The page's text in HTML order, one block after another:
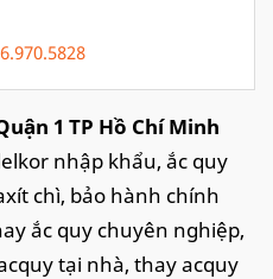
1 TP Hồ Chí Minh
nhập khẩu, ắc quy
chì, bảo hành chính
ắc quy chuyên nghiệp,
tại nhà, thay acquy